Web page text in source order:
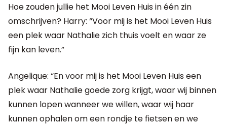
Hoe zouden jullie het Mooi Leven Huis in één zin
omschrijven? Harry: “Voor mij is het Mooi Leven Huis
een plek waar Nathalie zich thuis voelt en waar ze
fijn kan leven.”
Angelique: “En voor mij is het Mooi Leven Huis een
plek waar Nathalie goede zorg krijgt, waar wij binnen
kunnen lopen wanneer we willen, waar wij haar
kunnen ophalen om een rondje te fietsen en we